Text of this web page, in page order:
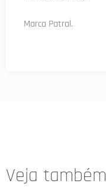
Marca Patral.
Veja também